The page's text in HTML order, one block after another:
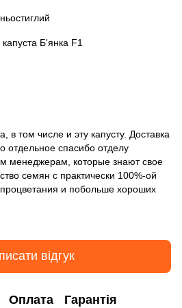
капуста Б'янка F1
в том числе и эту капусту. Доставка
отдельное спасибо отделу
менеджерам, которые знают свое
семян с практически 100%-ой
и побольше хороших
відгук
Оплата Гарантія